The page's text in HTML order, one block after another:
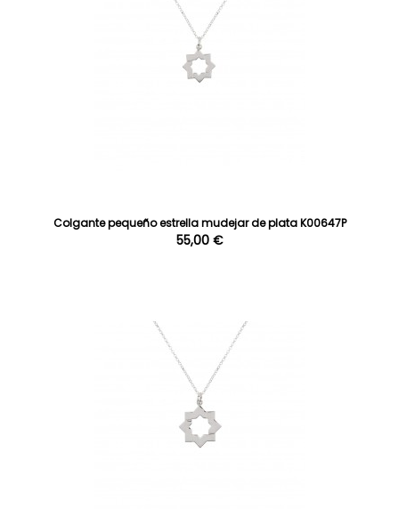
Colgante pequeño estrella mudejar de plata K00647P
55,00 €